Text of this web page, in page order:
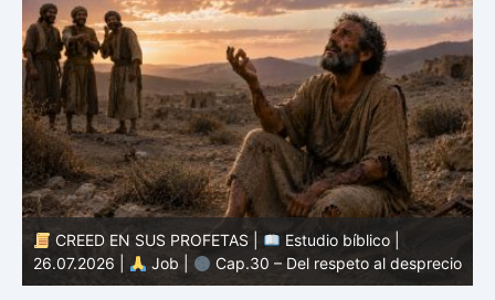
CREED EN SUS PROFETAS |
Estudio bíblico |
25.07.2026 |
Job |
Cap.29 – El recuerdo de tiempos
mejores